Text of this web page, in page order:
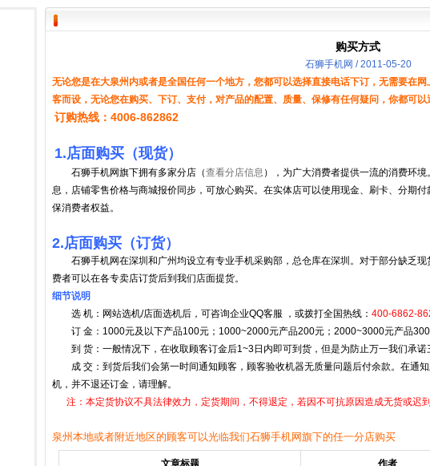
购买方式
石狮手机网 / 2011-05-20
无论您是在大泉州内或者是全国任何一个地方，您都可以选择直接电话下订，无需要在
客而设，无论您在购买、下订、支付，对产品的配置、质量、保修有任何疑问，你都可
订购热线：4006-862862
1.店面购买（现货）
石狮手机网旗下拥有多家分店（查看分店信息 ），为广大消费者提供一流的消费环
息，店铺零售价格与商城报价同步，可放心购买。在实体店可以使用现金、刷卡、分期
保消费者权益。
2.店面购买（订货）
石狮手机网在深圳和广州均设立有专业手机采购部，总仓库在深圳。对于部分缺乏现
费者可以在各专卖店订货后到我们店面提货。
细节说明
选 机：网站选机/店面选机后，可咨询企业QQ客服 ，或拨打全国热线： 400-6862-
订 金：1000元及以下产品100元；1000~2000元产品200元；2000~3000元产品300
到 货：一般情况下，在收取顾客订金后1~3日内即可到货，但是为防止万一我们承诺
成 交：到货后我们会第一时间通知顾客，顾客验收机器无质量问题后付余款。在通
机，并不退还订金，请理解。
注：本定货协议不具法律效力，定货期间，不得退定，若因不可抗原因造成无货或迟
泉州本地或者附近地区的顾客可以光临我们石狮手机网旗下的任一分店购买
文章标题 作者